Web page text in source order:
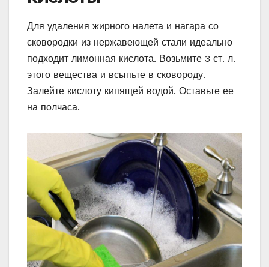
Для удаления жирного налета и нагара со
сковородки из нержавеющей стали идеально
подходит лимонная кислота. Возьмите 3 ст. л.
этого вещества и всыпьте в сковороду.
Залейте кислоту кипящей водой. Оставьте ее
на полчаса.